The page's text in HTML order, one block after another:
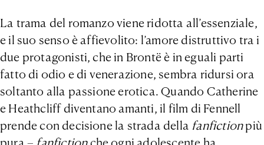
La trama del romanzo viene ridotta all’essenziale,
e il suo senso è affievolito: l’amore distruttivo tra i
due protagonisti, che in Brontë è in eguali parti
fatto di odio e di venerazione, sembra ridursi ora
soltanto alla passione erotica. Quando Catherine
e Heathcliff diventano amanti, il film di Fennell
prende con decisione la strada della fanfictionpiù